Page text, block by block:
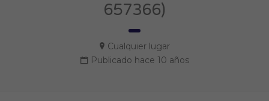
657366)
Cualquier lugar
Publicado hace 10 años